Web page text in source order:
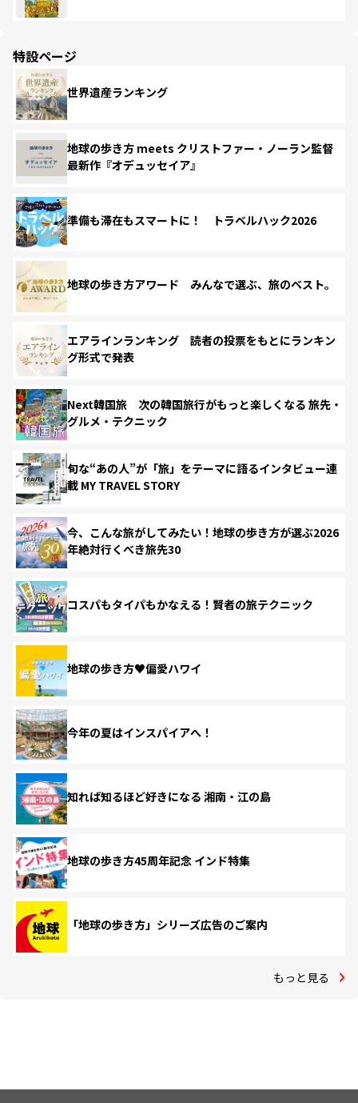
特設ページ
世界遺産ランキング
地球の歩き方 meets クリストファー・ノーラン監督
最新作『オデュッセイア』
準備も滞在もスマートに！ トラベルハック2026
地球の歩き方アワード みんなで選ぶ、旅のベスト。
エアラインランキング 読者の投票をもとにランキン
グ形式で発表
Next韓国旅 次の韓国旅行がもっと楽しくなる 旅先・
グルメ・テクニック
旬な“あの人”が「旅」をテーマに語るインタビュー連
載 MY TRAVEL STORY
今、こんな旅がしてみたい！地球の歩き方が選ぶ2026
年絶対行くべき旅先30
コスパもタイパもかなえる！賢者の旅テクニック
地球の歩き方♥偏愛ハワイ
今年の夏はインスパイアへ！
知れば知るほど好きになる 湘南・江の島
地球の歩き方45周年記念 インド特集
「地球の歩き方」シリーズ広告のご案内
もっと見る